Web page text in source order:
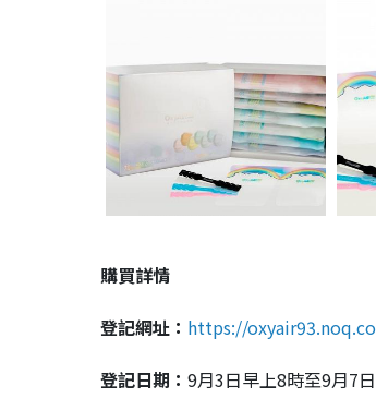
購買詳情
登記網址： https://
登記日期： 9月3日早上8時至9月7